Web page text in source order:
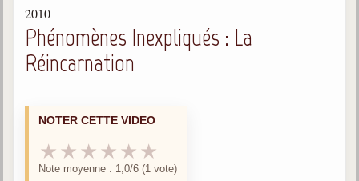
1927-2025
Bibliothèque
Documents
2010
Phénomènes Inexpliqués : La
Réincarnation
NOTER CETTE VIDEO
★ ★ ★ ★ ★ ★
Note moyenne : 1,0/6 (1 vote)